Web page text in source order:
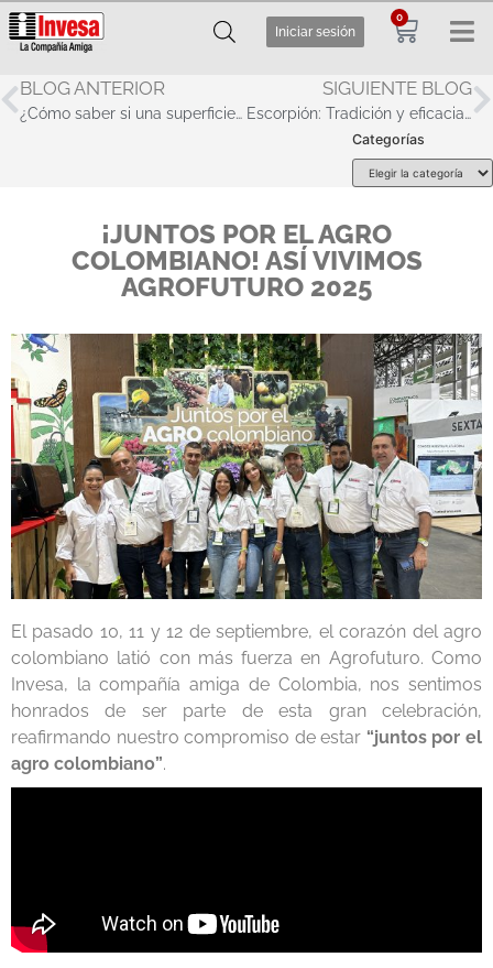
Iniciar sesión
0
BLOG ANTERIOR
¿Cómo saber si una superficie está lista para pintar? Técnicas que no fallan
SIGUIENTE BLOG
Escorpión: Tradición y eficacia para el ganadero colombiano
Categorías
¡JUNTOS POR EL AGRO
COLOMBIANO! ASÍ VIVIMOS
AGROFUTURO 2025
El pasado 10, 11 y 12 de septiembre, el corazón del agro
colombiano latió con más fuerza en Agrofuturo. Como
Invesa, la compañía amiga de Colombia, nos sentimos
honrados de ser parte de esta gran celebración,
reafirmando nuestro compromiso de estar “juntos por el
agro colombiano”.